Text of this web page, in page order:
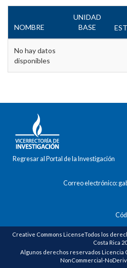
NOMBRE
UNIDAD
BASE
No hay datos
disponibles
Regresar al Portal de la Investigación
Correo electrónico:
Creative Commons LicenseTodos los
Costa Rica
Algunos derechos reservados Licencia
NonCommercial-